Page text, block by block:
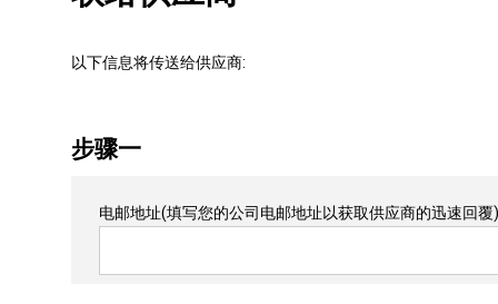
以下信息将传送给供应商:
步骤一
电邮地址(填写您的公司电邮地址以获取供应商的迅速回覆)